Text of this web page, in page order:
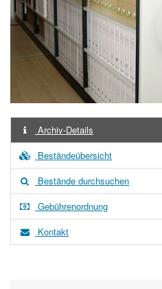
Archiv-Details
Beständeübersicht
Bestände durchsuchen
Gebührenordnung
Kontakt